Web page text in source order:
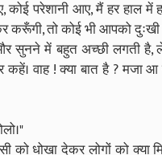
परेशानी आए, मैं हर हाल में
करूँगी, तो कोई भी आपको
में बहुत अच्छी लगती है,
वाह ! क्या बात है ? मजा
को धोखा देकर लोगों को क्या